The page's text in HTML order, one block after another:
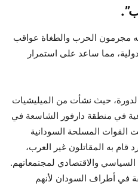
مجرمون الحرب والطغاة عواقب
مما ساعد على استمرار
حيث نشأت من الميليشيات
في منطقة دارفور الشاسعة في
القوات المسلحة السودانية
به المقاتلون غير العرب،
والاقتصادي لمجتمعاتهم.
في أطراف السودان لأنهم